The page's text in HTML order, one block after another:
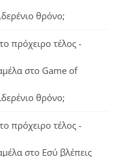
θρόνο;
πρόχειρο τέλος -
στο Game of
θρόνο;
πρόχειρο τέλος -
στο Εσύ βλέπεις